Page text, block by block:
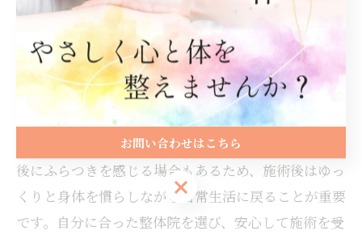
リラックス状態が深まることで、身体の自己回復力が
引き出されやすくなり、健康維持や症状の改善に役立
ちます。特にストレス社会で働く方やスポーツで酷使
した身体には、整体のリラックス効果が大きなサポー
トとなるでしょう。
一方で、リラックスしすぎて力が抜けすぎると、施術
後にふらつきを感じる場合もあるため、施術後はゆっ
くりと身体を慣らしながら日常生活に戻ることが重要
です。自分に合った整体院を選び、安心して施術を受
お問い合わせはこちら
お問い合わせはこちら